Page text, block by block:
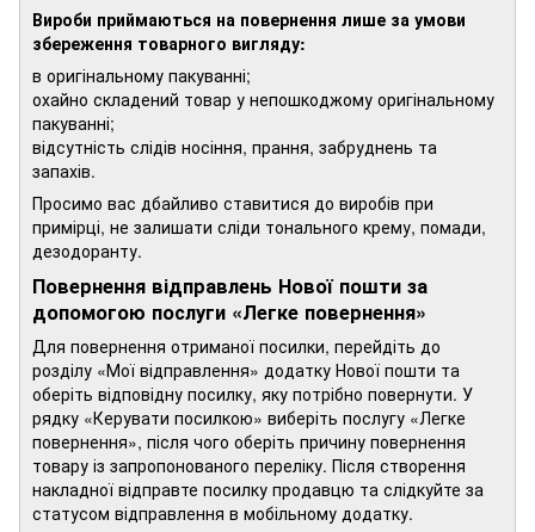
Вироби приймаються на повернення лише за умови
збереження товарного вигляду:
в оригінальному пакуванні;
охайно складений товар у непошкоджому оригінальному
пакуванні;
відсутність слідів носіння, прання, забруднень та
запахів.
Просимо вас дбайливо ставитися до виробів при
примірці, не залишати сліди тонального крему, помади,
дезодоранту.
Повернення відправлень Нової пошти за
допомогою послуги «Легке повернення»
Для повернення отриманої посилки, перейдіть до
розділу «Мої відправлення» додатку Нової пошти та
оберіть відповідну посилку, яку потрібно повернути. У
рядку «Керувати посилкою» виберіть послугу «Легке
повернення», після чого оберіть причину повернення
товару із запропонованого переліку. Після створення
накладної відправте посилку продавцю та слідкуйте за
статусом відправлення в мобільному додатку.